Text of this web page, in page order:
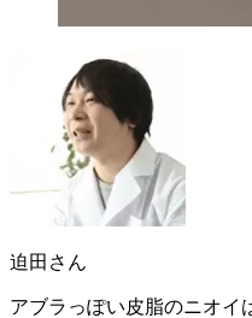
迫田さん
アブラっぽい皮脂のニオイ